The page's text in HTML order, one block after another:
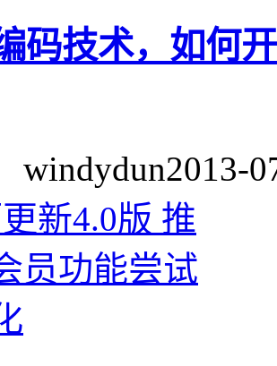
码技术，如何
windydun2013-